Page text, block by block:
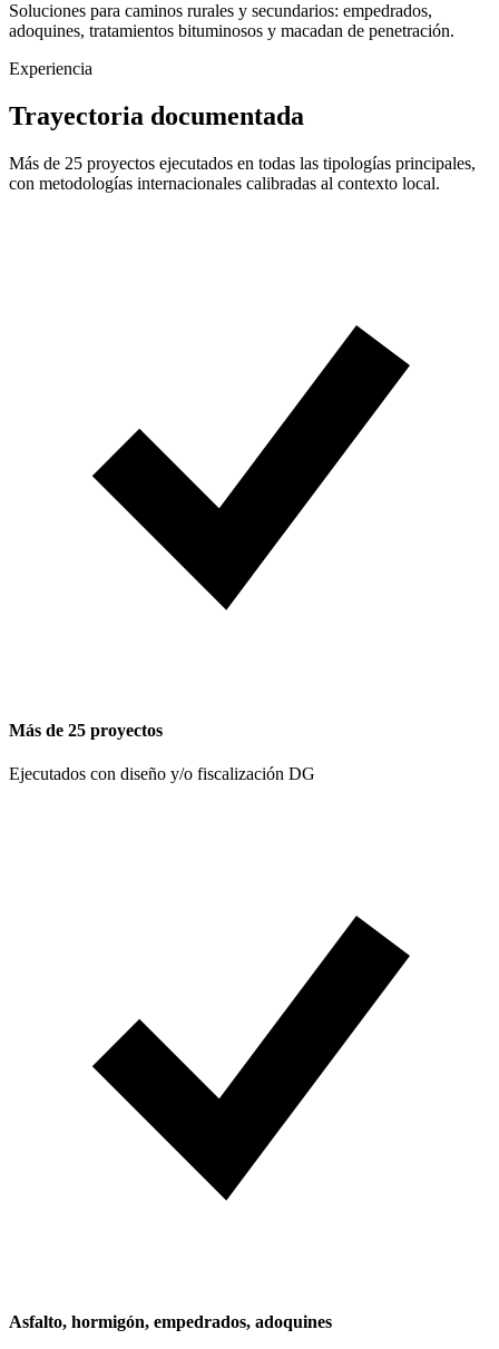
Soluciones para caminos rurales y secundarios: empedrados,
adoquines, tratamientos bituminosos y macadan de penetración.
Experiencia
Trayectoria documentada
Más de 25 proyectos ejecutados en todas las tipologías principales,
con metodologías internacionales calibradas al contexto local.
Más de 25 proyectos
Ejecutados con diseño y/o fiscalización DG
Asfalto, hormigón, empedrados, adoquines